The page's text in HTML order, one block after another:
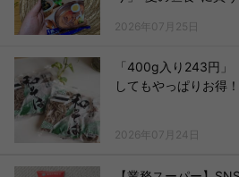
2026年07月25日
「400g入り243円」
してもやっぱりお得
2026年07月24日